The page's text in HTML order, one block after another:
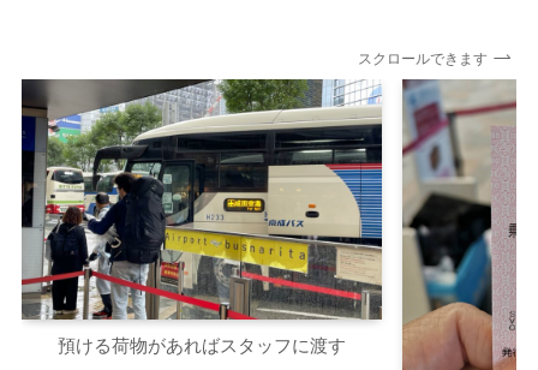
スクロールできます
預ける荷物があればスタッフに渡す